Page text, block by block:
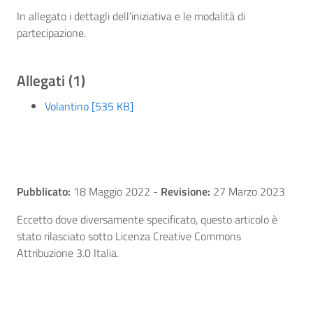
In allegato i dettagli dell’iniziativa e le modalità di
partecipazione.
Allegati (1)
Volantino [535 KB]
Pubblicato: 18 Maggio 2022 - Revisione: 27 Marzo 2023
Eccetto dove diversamente specificato, questo articolo è
stato rilasciato sotto Licenza Creative Commons
Attribuzione 3.0 Italia.